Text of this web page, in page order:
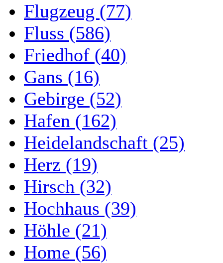
Flugzeug (77)
Fluss (586)
Friedhof (40)
Gans (16)
Gebirge (52)
Hafen (162)
Heidelandschaft (25)
Herz (19)
Hirsch (32)
Hochhaus (39)
Höhle (21)
Home (56)